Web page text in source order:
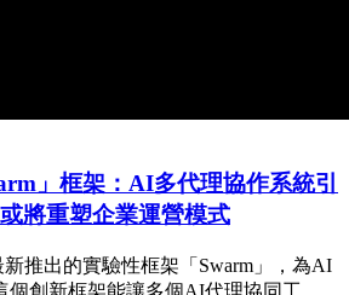
」框架：AI多代理協作系統引
將重塑企業運營模式
新推出的實驗性框架「Swarm」，為AI
個創新框架能讓多個AI代理協同工